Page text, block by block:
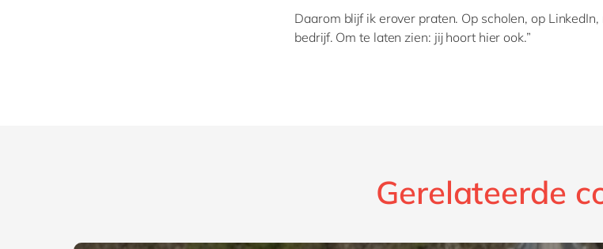
Daarom blijf ik erover praten. Op scholen, op
bedrijf. Om te laten zien: jij hoort hier ook.”
Gerelateerde